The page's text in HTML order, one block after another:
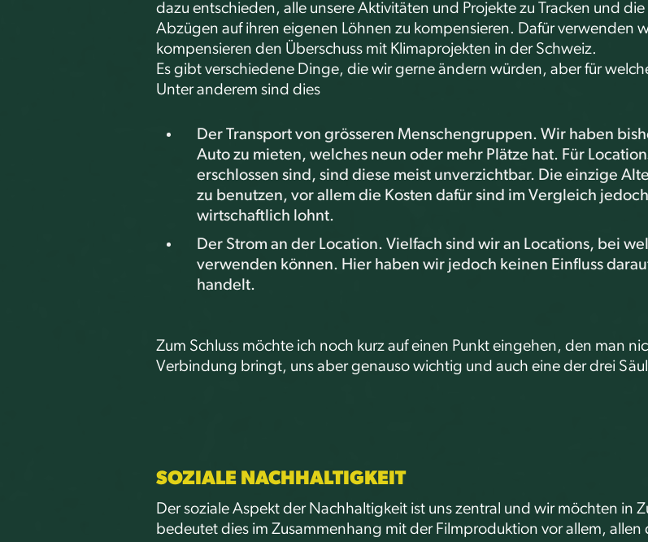
dazu entschieden, alle unsere Aktivitäten und Projekte zu Tracken und
Abzügen auf ihren eigenen Löhnen zu kompensieren. Dafür verwenden
kompensieren den Überschuss mit Klimaprojekten in der Schweiz.
Es gibt verschiedene Dinge, die wir gerne ändern würden, aber für
Unter anderem sind dies
Der Transport von grösseren Menschengruppen. Wir haben
Auto zu mieten, welches neun oder mehr Plätze hat. Für
erschlossen sind, sind diese meist unverzichtbar. Die einzige
zu benutzen, vor allem die Kosten dafür sind im Vergleich
wirtschaftlich lohnt.
Der Strom an der Location. Vielfach sind wir an Locations, bei
verwenden können. Hier haben wir jedoch keinen Einfluss
handelt.
Zum Schluss möchte ich noch kurz auf einen Punkt eingehen, den man
Verbindung bringt, uns aber genauso wichtig und auch eine der drei
SOZIALE NACHHALTIGKEIT
Der soziale Aspekt der Nachhaltigkeit ist uns zentral und wir möchten in
bedeutet dies im Zusammenhang mit der Filmproduktion vor allem,